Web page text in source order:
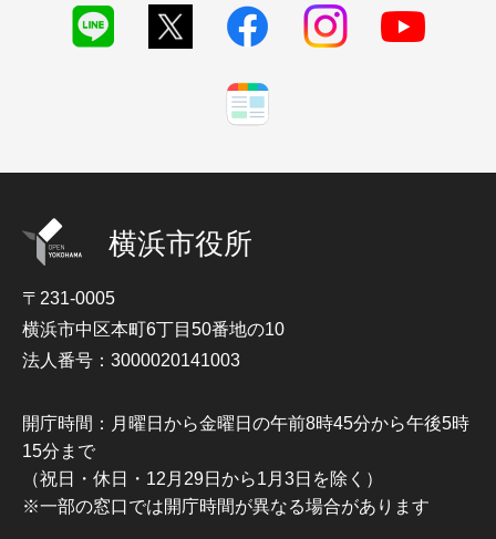
横浜市役所
〒231-0005
横浜市中区本町6丁目50番地の10
法人番号：3000020141003
開庁時間：月曜日から金曜日の午前8時45分から午後5時
15分まで
（祝日・休日・12月29日から1月3日を除く）
※一部の窓口では開庁時間が異なる場合があります